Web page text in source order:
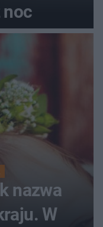
noc
nazwa
W